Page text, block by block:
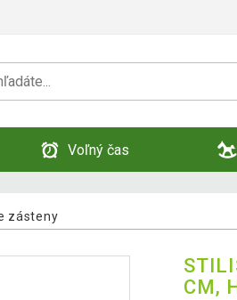
Voľný čas
zásteny
CM,